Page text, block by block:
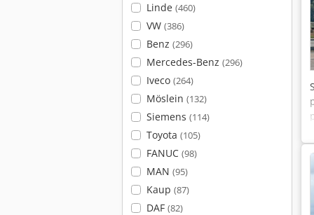
Linde (460)
VW (386)
Benz (296)
Mercedes-Benz (296)
Iveco (264)
Möslein (132)
Siemens (114)
Toyota (105)
FANUC (98)
MAN (95)
Kaup (87)
DAF (82)